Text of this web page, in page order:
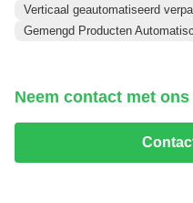
Verticaal geautomatiseerd
Gemengd Producten
Neem contact met